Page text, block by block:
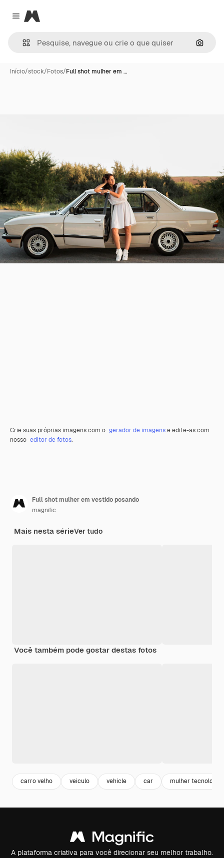
Close menu
Magnific
Início/stock/Fotos/Full shot mulher em …
Crie suas próprias imagens com o gerador de imagense edite-as com
nosso editor de fotos.
Full shot mulher em vestido posando
magnific
Mais nesta sérieVer tudo
Você também pode gostar destas fotos
carro velho veiculo vehicle car mulher tecnologia
A plataforma criativa para você direcionar seu melhor trabalho.